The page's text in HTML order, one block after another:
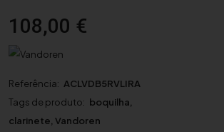
108,00 €
Referência: ACLVDB5RVLIRA
Tags de produto: boquilha
clarinete Vandoren